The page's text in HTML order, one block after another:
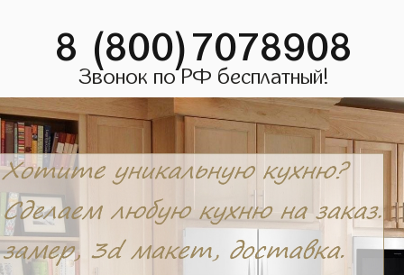
8 (800)7078908
Звонок по РФ бесплатный!